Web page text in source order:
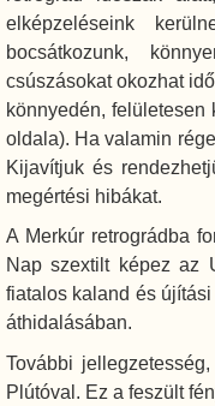
elképzeléseink
bocsátkozunk,
csúszásokat okozhat
könnyedén,
oldala). Ha valamin
Kijavítjuk és
megértési hibákat.
A Merkúr retrográdba
Nap szextilt képez az
fiatalos kaland és
áthidalásában.
További
Plútóval. Ez a feszült